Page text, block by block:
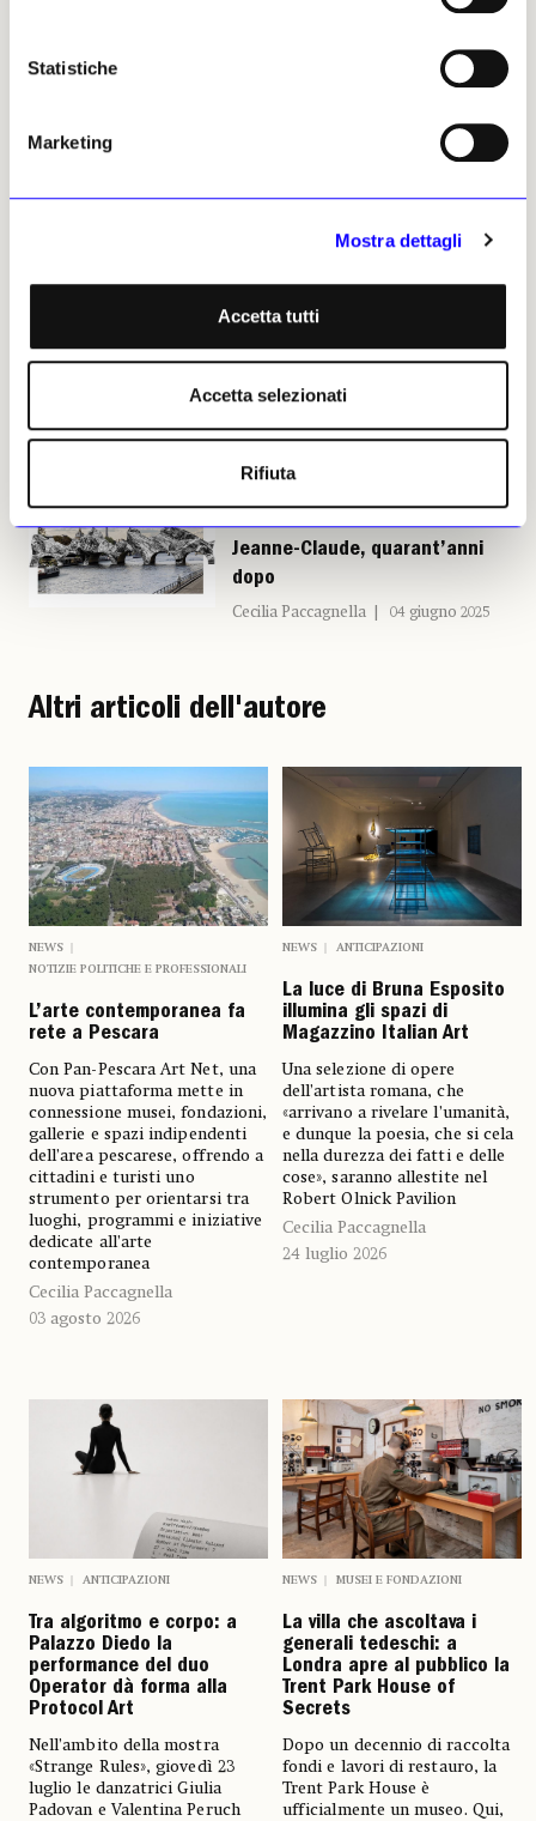
Statistiche
Marketing
Mostra dettagli
Accetta tutti
Accetta selezionati
Rifiuta
JR trasforma il Pont Neuf in
Caverna di JR che avvolgerà il
ponte più antico di Parigi
Redazione 26 maggio 2026
Il tributo di JR a Christo e
Jeanne-Claude, quarant’anni
dopo
Cecilia Paccagnella 04 giugno 2025
Altri articoli dell'autore
NEWS
NOTIZIE POLITICHE E PROFESSIONALI
L’arte contemporanea fa
rete a Pescara
Con Pan-Pescara Art Net, una
nuova piattaforma mette in
connessione musei, fondazioni,
gallerie e spazi indipendenti
dell’area pescarese, offrendo a
cittadini e turisti uno
strumento per orientarsi tra
luoghi, programmi e iniziative
dedicate all’arte
contemporanea
Cecilia Paccagnella
03 agosto 2026
NEWS ANTICIPAZIONI
La luce di Bruna Esposito
illumina gli spazi di
Magazzino Italian Art
Una selezione di opere
dell’artista romana, che
«arrivano a rivelare l’umanità,
e dunque la poesia, che si cela
nella durezza dei fatti e delle
cose», saranno allestite nel
Robert Olnick Pavilion
Cecilia Paccagnella
24 luglio 2026
NEWS ANTICIPAZIONI
Tra algoritmo e corpo: a
Palazzo Diedo la
performance del duo
Operator dà forma alla
Protocol Art
Nell’ambito della mostra
«Strange Rules», giovedì 23
luglio le danzatrici Giulia
Padovan e Valentina Peruch
NEWS MUSEI E FONDAZIONI
La villa che ascoltava i
generali tedeschi: a
Londra apre al pubblico la
Trent Park House of
Secrets
Dopo un decennio di raccolta
fondi e lavori di restauro, la
Trent Park House è
ufficialmente un museo. Qui,